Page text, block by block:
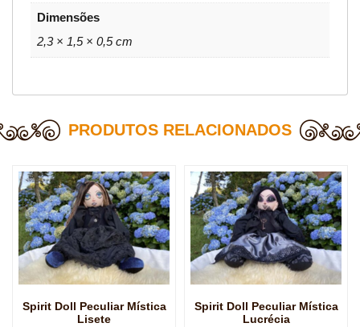
Dimensões
2,3 × 1,5 × 0,5 cm
PRODUTOS RELACIONADOS
Spirit Doll Peculiar Mística
Lisete
Spirit Doll Peculiar Mística
Lucrécia